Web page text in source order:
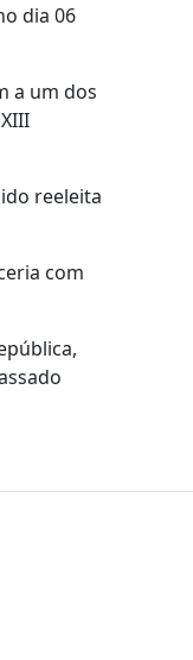
dia 06
a um dos
reeleita
com